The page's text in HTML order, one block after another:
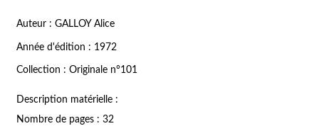
Auteur : GALLOY Alice
Année d'édition : 1972
Collection : Originale n°101
Description matérielle :
Nombre de pages : 32